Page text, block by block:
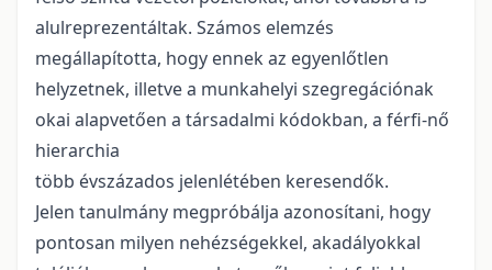
alulreprezentáltak. Számos elemzés
megállapította, hogy ennek az egyenlőtlen
helyzetnek, illetve a munkahelyi szegregációnak
okai alapvetően a társadalmi kódokban, a férfi-nő
hierarchia
több évszázados jelenlétében keresendők.
Jelen tanulmány megpróbálja azonosítani, hogy
pontosan milyen nehézségekkel, akadályokkal